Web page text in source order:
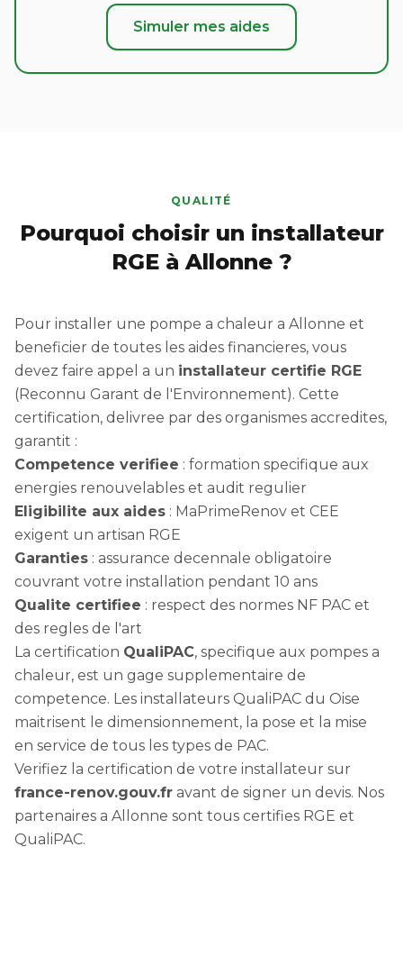
Simuler mes aides
QUALITÉ
Pourquoi choisir un installateur
RGE à Allonne ?
Pour installer une pompe a chaleur a Allonne et
beneficier de toutes les aides financieres, vous
devez faire appel a un installateur certifie RGE
(Reconnu Garant de l'Environnement). Cette
certification, delivree par des organismes accredites,
garantit :
Competence verifiee : formation specifique aux
energies renouvelables et audit regulier
Eligibilite aux aides : MaPrimeRenov et CEE
exigent un artisan RGE
Garanties : assurance decennale obligatoire
couvrant votre installation pendant 10 ans
Qualite certifiee : respect des normes NF PAC et
des regles de l'art
La certification QualiPAC, specifique aux pompes a
chaleur, est un gage supplementaire de
competence. Les installateurs QualiPAC du Oise
maitrisent le dimensionnement, la pose et la mise
en service de tous les types de PAC.
Verifiez la certification de votre installateur sur
france-renov.gouv.fr avant de signer un devis. Nos
partenaires a Allonne sont tous certifies RGE et
QualiPAC.